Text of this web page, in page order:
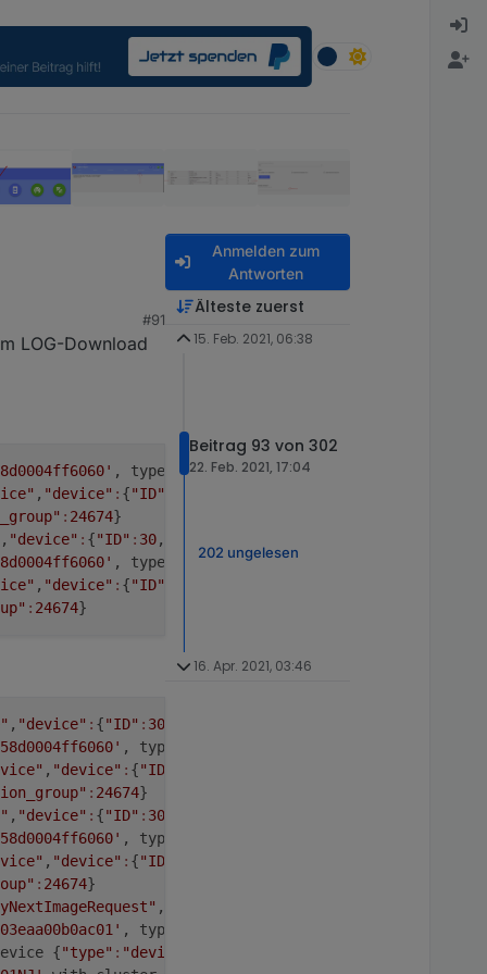
#91
LOG-Download
, type 'commandMove', cluster
, "device" : {"ID"
: 24674}
, "device" : {"ID" : 30,
, type 'commandStop', cluster
, "device" : {"ID"
: 24674}
, "device" : {"ID" : 30
, type
, "device" : {"ID"
: 24674}
, "device" : {"ID" : 30
, type
, "device" : {"ID"
: 24674}
,
, type
{"type" : "device"
Anmelden zum
Antworten
Älteste zuerst
15. Feb. 2021, 06:38
Beitrag 93 von 302
22. Feb. 2021, 17:04
202 ungelesen
16. Apr. 2021, 03:46